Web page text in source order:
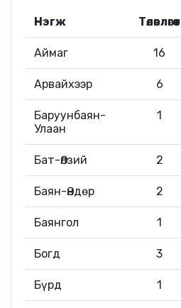
Нэгж Төлөвлөгөөт
Аймаг 16
Арвайхээр 6
Баруунбаян-
Улаан
1
Бат-Өлзий 2
Баян-Өндөр 2
Баянгол 1
Богд 3
Бүрд 1